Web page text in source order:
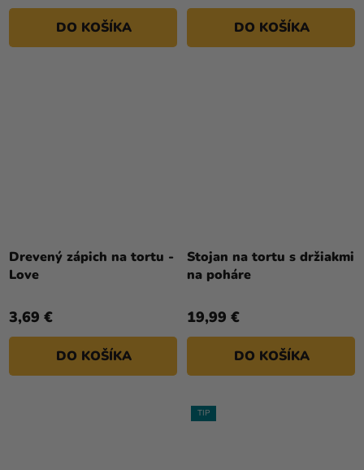
DO KOŠÍKA DO KOŠÍKA
Drevený zápich na tortu -
Love
3,69 €
DO KOŠÍKA
Stojan na tortu s držiakmi
na poháre
19,99 €
DO KOŠÍKA
TIP